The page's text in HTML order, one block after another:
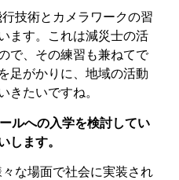
技術とカメラワークの習
ます。これは減災士の活
で、その練習も兼ねてで
足がかりに、地域の活動
きたいですね。
ルへの入学を検討してい
します。
な場面で社会に実装され